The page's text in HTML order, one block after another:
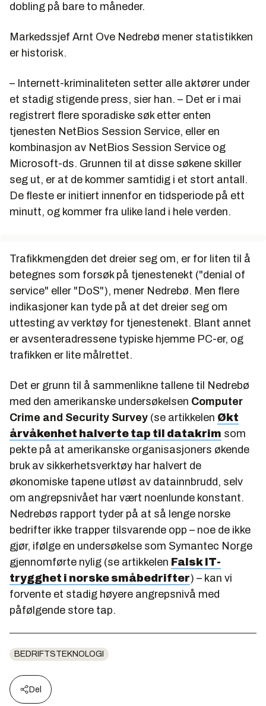
dobling på bare to måneder.
Markedssjef Arnt Ove Nedrebø mener statistikken
er historisk.
– Internett-kriminaliteten setter alle aktører under
et stadig stigende press, sier han. – Det er i mai
registrert flere sporadiske søk etter enten
tjenesten NetBios Session Service, eller en
kombinasjon av NetBios Session Service og
Microsoft-ds. Grunnen til at disse søkene skiller
seg ut, er at de kommer samtidig i et stort antall.
De fleste er initiert innenfor en tidsperiode på ett
minutt, og kommer fra ulike land i hele verden.
Trafikkmengden det dreier seg om, er for liten til å
betegnes som forsøk på tjenestenekt ("denial of
service" eller "DoS"), mener Nedrebø. Men flere
indikasjoner kan tyde på at det dreier seg om
uttesting av verktøy for tjenestenekt. Blant annet
er avsenteradressene typiske hjemme PC-er, og
trafikken er lite målrettet.
Det er grunn til å sammenlikne tallene til Nedrebø
med den amerikanske undersøkelsen Computer
Crime and Security Survey (se artikkelen Økt
årvåkenhet halverte tap til datakrim som
pekte på at amerikanske organisasjoners økende
bruk av sikkerhetsverktøy har halvert de
økonomiske tapene utløst av datainnbrudd, selv
om angrepsnivået har vært noenlunde konstant.
Nedrebøs rapport tyder på at så lenge norske
bedrifter ikke trapper tilsvarende opp – noe de ikke
gjør, ifølge en undersøkelse som Symantec Norge
gjennomførte nylig (se artikkelen Falsk IT-
trygghet i norske småbedrifter) – kan vi
forvente et stadig høyere angrepsnivå med
påfølgende store tap.
BEDRIFTSTEKNOLOGI
Del